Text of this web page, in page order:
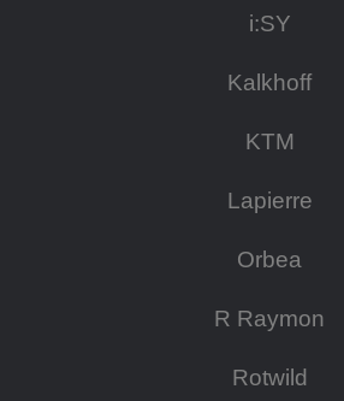
i:SY
Kalkhoff
KTM
Lapierre
Orbea
R Raymon
Rotwild